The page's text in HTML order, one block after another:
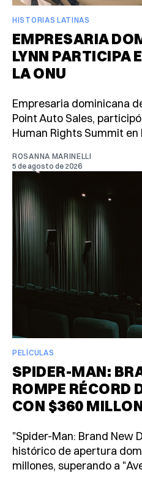
HISTORIAS LATINAS
EMPRESARIA
LYNN PARTICIPA
LA ONU
Empresaria dominicana
Point Auto Sales,
Human Rights Summit en
ROSANNA MARINELLI
5 de agosto de 2026
PELÍCULAS
SPIDER-MAN:
ROMPE RÉCORD
CON $360
"Spider-Man: Brand New
histórico de apertura
millones, superando a